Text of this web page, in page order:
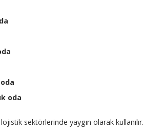
oda
sektörlerinde yaygın olarak kullanılır.